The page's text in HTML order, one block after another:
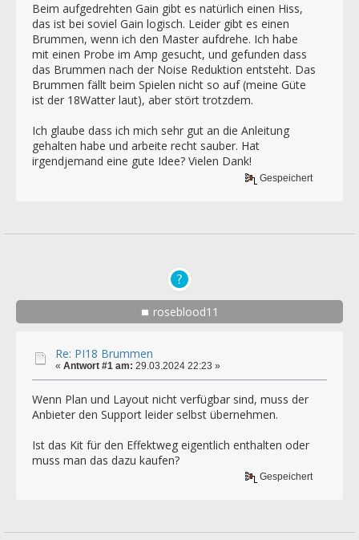
Beim aufgedrehten Gain gibt es natürlich einen Hiss,
das ist bei soviel Gain logisch. Leider gibt es einen
Brummen, wenn ich den Master aufdrehe. Ich habe
mit einen Probe im Amp gesucht, und gefunden dass
das Brummen nach der Noise Reduktion entsteht. Das
Brummen fällt beim Spielen nicht so auf (meine Güte
ist der 18Watter laut), aber stört trotzdem.
Ich glaube dass ich mich sehr gut an die Anleitung
gehalten habe und arbeite recht sauber. Hat
irgendjemand eine gute Idee? Vielen Dank!
Gespeichert
roseblood11
Re: PI18 Brummen
« Antwort #1 am: 29.03.2024 22:23 »
Wenn Plan und Layout nicht verfügbar sind, muss der
Anbieter den Support leider selbst übernehmen.
Ist das Kit für den Effektweg eigentlich enthalten oder
muss man das dazu kaufen?
Gespeichert